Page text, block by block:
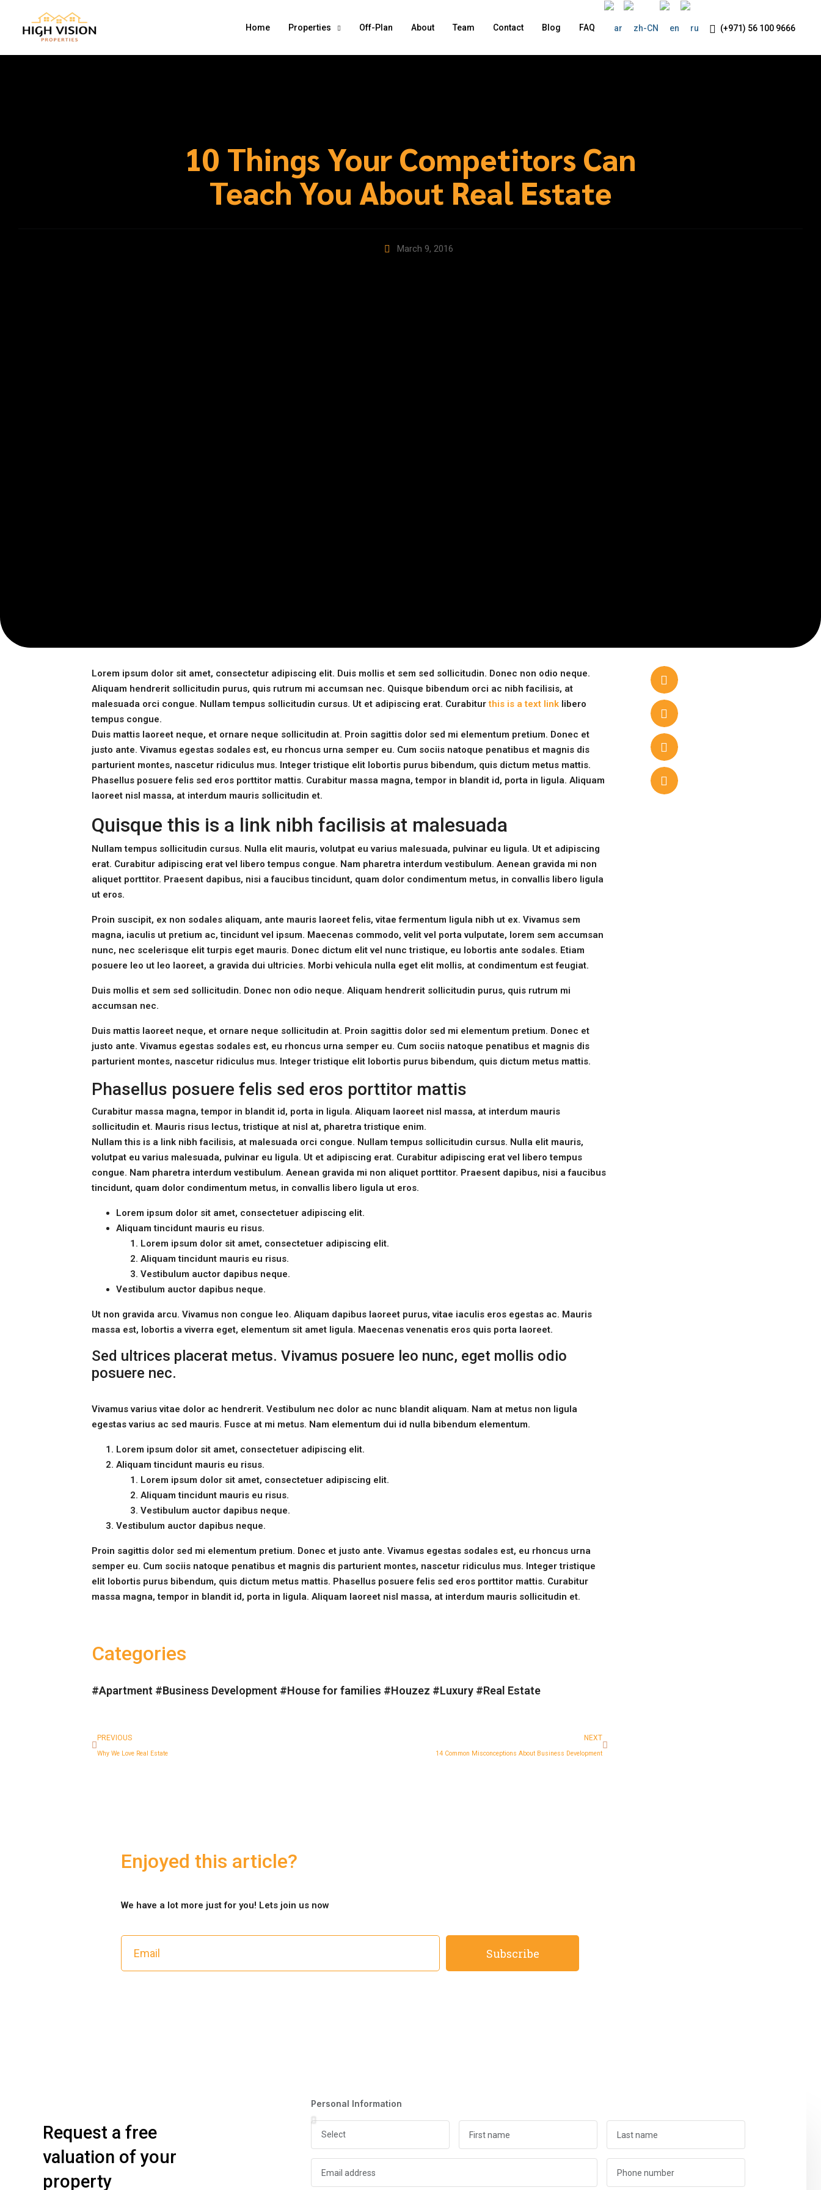
Home Properties Off-Plan About Team Contact Blog FAQ (+971) 56 100 9666
10 Things Your Competitors Can
Teach You About Real Estate
March 9, 2016
Lorem ipsum dolor sit amet, consectetur adipiscing elit. Duis mollis et sem sed sollicitudin. Donec non odio neque.
Aliquam hendrerit sollicitudin purus, quis rutrum mi accumsan nec. Quisque bibendum orci ac nibh facilisis, at
malesuada orci congue. Nullam tempus sollicitudin cursus. Ut et adipiscing erat. Curabiturthis is a text link libero
tempus congue.
Duis mattis laoreet neque, et ornare neque sollicitudin at. Proin sagittis dolor sed mi elementum pretium. Donec et
justo ante. Vivamus egestas sodales est, eu rhoncus urna semper eu. Cum sociis natoque penatibus et magnis dis
parturient montes, nascetur ridiculus mus. Integer tristique elit lobortis purus bibendum, quis dictum metus mattis.
Phasellus posuere felis sed eros porttitor mattis. Curabitur massa magna, tempor in blandit id, porta in ligula. Aliquam
laoreet nisl massa, at interdum mauris sollicitudin et.
Quisque this is a link nibh facilisis at malesuada
Nullam tempus sollicitudin cursus. Nulla elit mauris, volutpat eu varius malesuada, pulvinar eu ligula. Ut et adipiscing
erat. Curabitur adipiscing erat vel libero tempus congue. Nam pharetra interdum vestibulum. Aenean gravida mi non
aliquet porttitor. Praesent dapibus, nisi a faucibus tincidunt, quam dolor condimentum metus, in convallis libero ligula
ut eros.
Proin suscipit, ex non sodales aliquam, ante mauris laoreet felis, vitae fermentum ligula nibh ut ex. Vivamus sem
magna, iaculis ut pretium ac, tincidunt vel ipsum. Maecenas commodo, velit vel porta vulputate, lorem sem accumsan
nunc, nec scelerisque elit turpis eget mauris. Donec dictum elit vel nunc tristique, eu lobortis ante sodales. Etiam
posuere leo ut leo laoreet, a gravida dui ultricies. Morbi vehicula nulla eget elit mollis, at condimentum est feugiat.
Duis mollis et sem sed sollicitudin. Donec non odio neque. Aliquam hendrerit sollicitudin purus, quis rutrum mi
accumsan nec.
Duis mattis laoreet neque, et ornare neque sollicitudin at. Proin sagittis dolor sed mi elementum pretium. Donec et
justo ante. Vivamus egestas sodales est, eu rhoncus urna semper eu. Cum sociis natoque penatibus et magnis dis
parturient montes, nascetur ridiculus mus. Integer tristique elit lobortis purus bibendum, quis dictum metus mattis.
Phasellus posuere felis sed eros porttitor mattis
Curabitur massa magna, tempor in blandit id, porta in ligula. Aliquam laoreet nisl massa, at interdum mauris
sollicitudin et. Mauris risus lectus, tristique at nisl at, pharetra tristique enim.
Nullam this is a link nibh facilisis, at malesuada orci congue. Nullam tempus sollicitudin cursus. Nulla elit mauris,
volutpat eu varius malesuada, pulvinar eu ligula. Ut et adipiscing erat. Curabitur adipiscing erat vel libero tempus
congue. Nam pharetra interdum vestibulum. Aenean gravida mi non aliquet porttitor. Praesent dapibus, nisi a faucibus
tincidunt, quam dolor condimentum metus, in convallis libero ligula ut eros.
Lorem ipsum dolor sit amet, consectetuer adipiscing elit.
Aliquam tincidunt mauris eu risus.
Lorem ipsum dolor sit amet, consectetuer adipiscing elit.
Aliquam tincidunt mauris eu risus.
Vestibulum auctor dapibus neque.
Vestibulum auctor dapibus neque.
Ut non gravida arcu. Vivamus non congue leo. Aliquam dapibus laoreet purus, vitae iaculis eros egestas ac. Mauris
massa est, lobortis a viverra eget, elementum sit amet ligula. Maecenas venenatis eros quis porta laoreet.
Sed ultrices placerat metus. Vivamus posuere leo nunc, eget mollis odio
posuere nec.
Vivamus varius vitae dolor ac hendrerit. Vestibulum nec dolor ac nunc blandit aliquam. Nam at metus non ligula
egestas varius ac sed mauris. Fusce at mi metus. Nam elementum dui id nulla bibendum elementum.
Lorem ipsum dolor sit amet, consectetuer adipiscing elit.
Aliquam tincidunt mauris eu risus.
Lorem ipsum dolor sit amet, consectetuer adipiscing elit.
Aliquam tincidunt mauris eu risus.
Vestibulum auctor dapibus neque.
Vestibulum auctor dapibus neque.
Proin sagittis dolor sed mi elementum pretium. Donec et justo ante. Vivamus egestas sodales est, eu rhoncus urna
semper eu. Cum sociis natoque penatibus et magnis dis parturient montes, nascetur ridiculus mus. Integer tristique
elit lobortis purus bibendum, quis dictum metus mattis. Phasellus posuere felis sed eros porttitor mattis. Curabitur
massa magna, tempor in blandit id, porta in ligula. Aliquam laoreet nisl massa, at interdum mauris sollicitudin et.
Categories
#Apartment #Business Development #House for families #Houzez #Luxury #Real Estate
PREVIOUS
Why We Love Real Estate
NEXT
14 Common Misconceptions About Business Development
Enjoyed this article?
We have a lot more just for you! Lets join us now
Subscribe
Request a free
valuation of your
property
Personal Information